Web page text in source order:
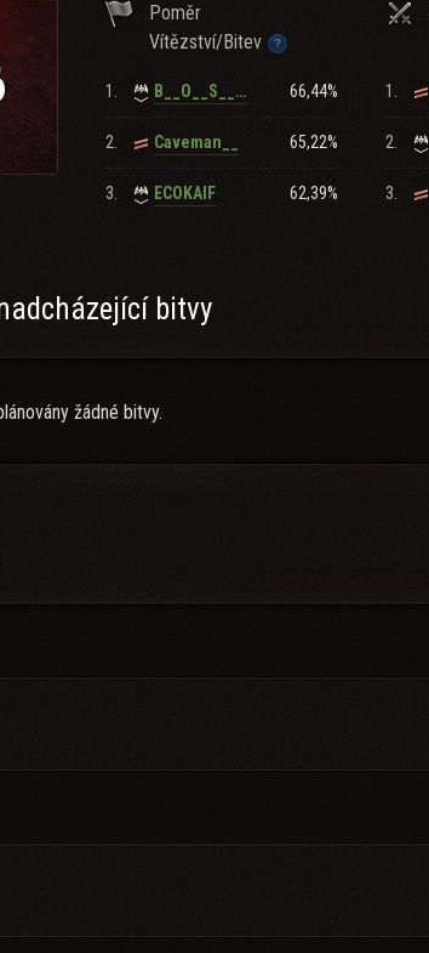
Poměr
Vítězství/Bitev
1. B__O__S_____S__U__N 66,44%
2. Caveman__ 65,22%
3. ECOKAIF 62,39%
1.
2.
3.
bitvy
žádné bitvy.